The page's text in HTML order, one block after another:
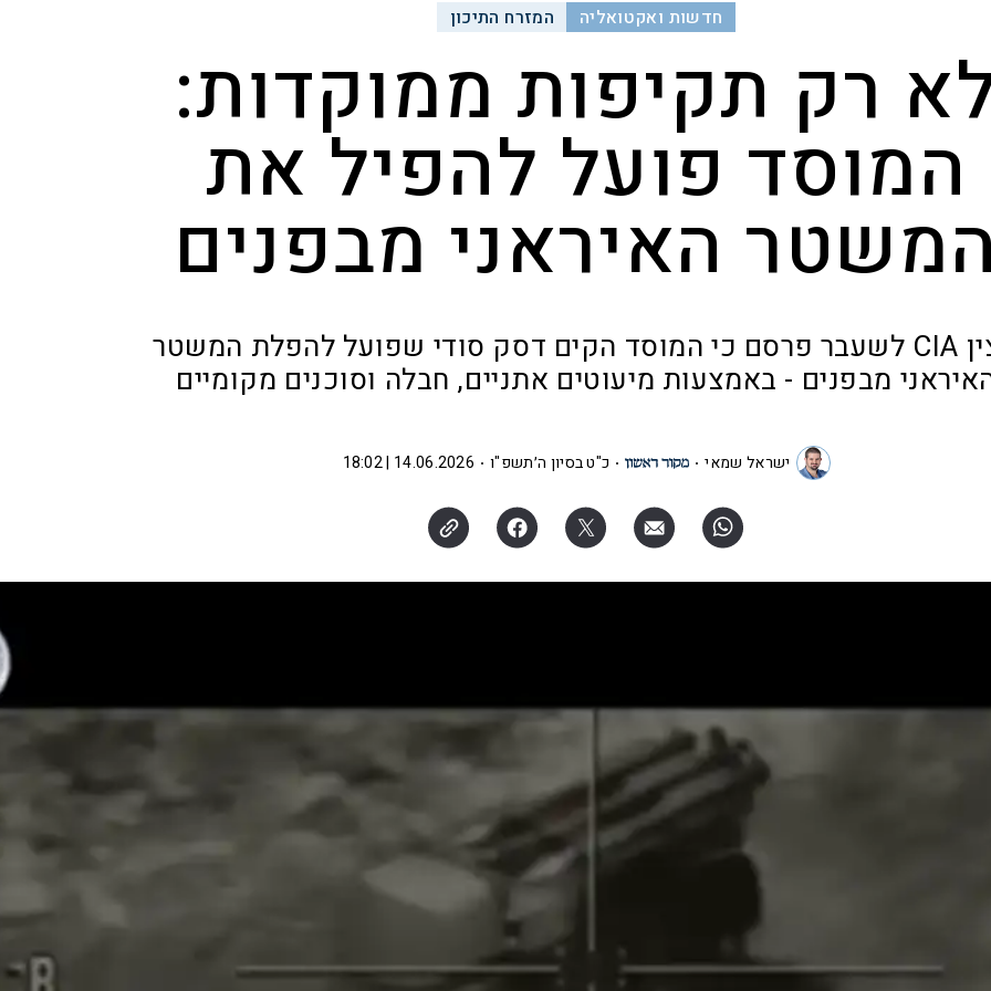
חדשות ואקטואליה המזרח התיכון
רק תקיפות ממוקדות:
המוסד פועל להפיל את
האיראני מבפנים
קצין CIA לשעבר פרסם כי המוסד הקים דסק סודי שפועל להפלת המשטר
מבפנים - באמצעות מיעוטים אתניים, חבלה וסוכנים מקומיים
ישראל שמאי כ"ט בסיון ה׳תשפ"ו 14.06.2026 | 18:02